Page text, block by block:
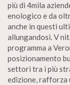
più di 4mila
enologico e da
anche in questi
allungandosi. V
programma a
posizionamento
settori tra i più
edizione, rafforza